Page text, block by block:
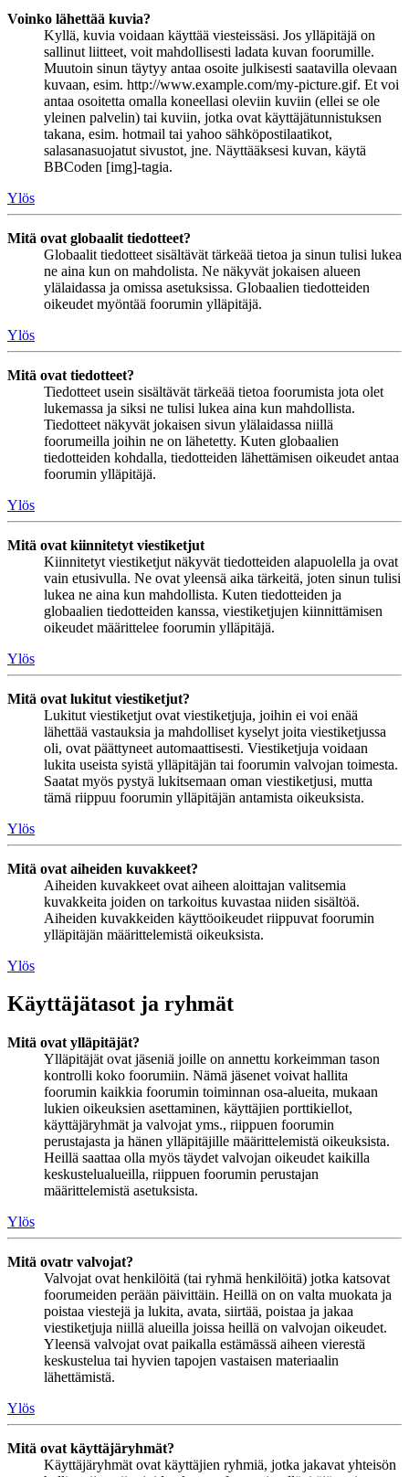
Voinko lähettää kuvia?
Kyllä, kuvia voidaan käyttää viesteissäsi. Jos ylläpitäjä on
sallinut liitteet, voit mahdollisesti ladata kuvan foorumille.
Muutoin sinun täytyy antaa osoite julkisesti saatavilla olevaan
kuvaan, esim. http://www.example.com/my-picture.gif. Et voi
antaa osoitetta omalla koneellasi oleviin kuviin (ellei se ole
yleinen palvelin) tai kuviin, jotka ovat käyttäjätunnistuksen
takana, esim. hotmail tai yahoo sähköpostilaatikot,
salasanasuojatut sivustot, jne. Näyttääksesi kuvan, käytä
BBCoden [img]-tagia.
Ylös
Mitä ovat globaalit tiedotteet?
Globaalit tiedotteet sisältävät tärkeää tietoa ja sinun tulisi lukea
ne aina kun on mahdolista. Ne näkyvät jokaisen alueen
ylälaidassa ja omissa asetuksissa. Globaalien tiedotteiden
oikeudet myöntää foorumin ylläpitäjä.
Ylös
Mitä ovat tiedotteet?
Tiedotteet usein sisältävät tärkeää tietoa foorumista jota olet
lukemassa ja siksi ne tulisi lukea aina kun mahdollista.
Tiedotteet näkyvät jokaisen sivun ylälaidassa niillä
foorumeilla joihin ne on lähetetty. Kuten globaalien
tiedotteiden kohdalla, tiedotteiden lähettämisen oikeudet antaa
foorumin ylläpitäjä.
Ylös
Mitä ovat kiinnitetyt viestiketjut
Kiinnitetyt viestiketjut näkyvät tiedotteiden alapuolella ja ovat
vain etusivulla. Ne ovat yleensä aika tärkeitä, joten sinun tulisi
lukea ne aina kun mahdollista. Kuten tiedotteiden ja
globaalien tiedotteiden kanssa, viestiketjujen kiinnittämisen
oikeudet määrittelee foorumin ylläpitäjä.
Ylös
Mitä ovat lukitut viestiketjut?
Lukitut viestiketjut ovat viestiketjuja, joihin ei voi enää
lähettää vastauksia ja mahdolliset kyselyt joita viestiketjussa
oli, ovat päättyneet automaattisesti. Viestiketjuja voidaan
lukita useista syistä ylläpitäjän tai foorumin valvojan toimesta.
Saatat myös pystyä lukitsemaan oman viestiketjusi, mutta
tämä riippuu foorumin ylläpitäjän antamista oikeuksista.
Ylös
Mitä ovat aiheiden kuvakkeet?
Aiheiden kuvakkeet ovat aiheen aloittajan valitsemia
kuvakkeita joiden on tarkoitus kuvastaa niiden sisältöä.
Aiheiden kuvakkeiden käyttöoikeudet riippuvat foorumin
ylläpitäjän määrittelemistä oikeuksista.
Ylös
Käyttäjätasot ja ryhmät
Mitä ovat ylläpitäjät?
Ylläpitäjät ovat jäseniä joille on annettu korkeimman tason
kontrolli koko foorumiin. Nämä jäsenet voivat hallita
foorumin kaikkia foorumin toiminnan osa-alueita, mukaan
lukien oikeuksien asettaminen, käyttäjien porttikiellot,
käyttäjäryhmät ja valvojat yms., riippuen foorumin
perustajasta ja hänen ylläpitäjille määrittelemistä oikeuksista.
Heillä saattaa olla myös täydet valvojan oikeudet kaikilla
keskustelualueilla, riippuen foorumin perustajan
määrittelemistä asetuksista.
Ylös
Mitä ovatr valvojat?
Valvojat ovat henkilöitä (tai ryhmä henkilöitä) jotka katsovat
foorumeiden perään päivittäin. Heillä on on valta muokata ja
poistaa viestejä ja lukita, avata, siirtää, poistaa ja jakaa
viestiketjuja niillä alueilla joissa heillä on valvojan oikeudet.
Yleensä valvojat ovat paikalla estämässä aiheen vierestä
keskustelua tai hyvien tapojen vastaisen materiaalin
lähettämistä.
Ylös
Mitä ovat käyttäjäryhmät?
Käyttäjäryhmät ovat käyttäjien ryhmiä, jotka jakavat yhteisön